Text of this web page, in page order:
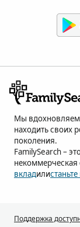
Мы
находить своих
поколения.
FamilySearch –
некоммерческая
вкладили
Поддержка